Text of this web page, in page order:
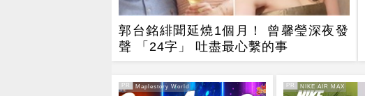
郭台銘緋聞延燒1個月！ 曾馨瑩深夜發
聲 「24字」 吐盡最心繫的事
PR
PR・Maplestory World PR
PR・NIKE AIR MAX